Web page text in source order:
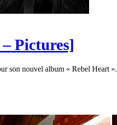
Pictures]
son nouvel album « Rebel Heart ».